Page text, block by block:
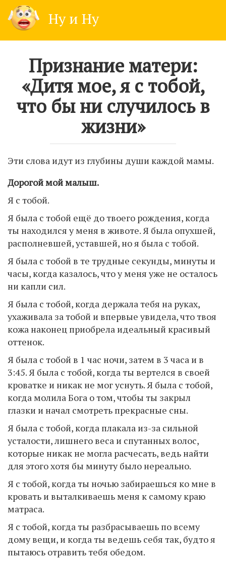
content
Ну и Ну
Признание матери:
«Дитя мое, я с тобой,
что бы ни случилось в
жизни»
Эти слова идут из глубины души каждой мамы.
Дорогой мой малыш.
Я с тобой.
Я была с тобой ещё до твоего рождения, когда
ты находился у меня в животе. Я была опухшей,
располневшей, уставшей, но я была с тобой.
Я была с тобой в те трудные секунды, минуты и
часы, когда казалось, что у меня уже не осталось
ни капли сил.
Я была с тобой, когда держала тебя на руках,
ухаживала за тобой и впервые увидела, что твоя
кожа наконец приобрела идеальный красивый
оттенок.
Я была с тобой в 1 час ночи, затем в 3 часа и в
3:45. Я была с тобой, когда ты вертелся в своей
кроватке и никак не мог уснуть. Я была с тобой,
когда молила Бога о том, чтобы ты закрыл
глазки и начал смотреть прекрасные сны.
Я была с тобой, когда плакала из-за сильной
усталости, лишнего веса и спутанных волос,
которые никак не могла расчесать, ведь найти
для этого хотя бы минуту было нереально.
Я с тобой, когда ты ночью забираешься ко мне в
кровать и выталкиваешь меня к самому краю
матраса.
Я с тобой, когда ты разбрасываешь по всему
дому вещи, и когда ты ведешь себя так, будто я
пытаюсь отравить тебя обедом.